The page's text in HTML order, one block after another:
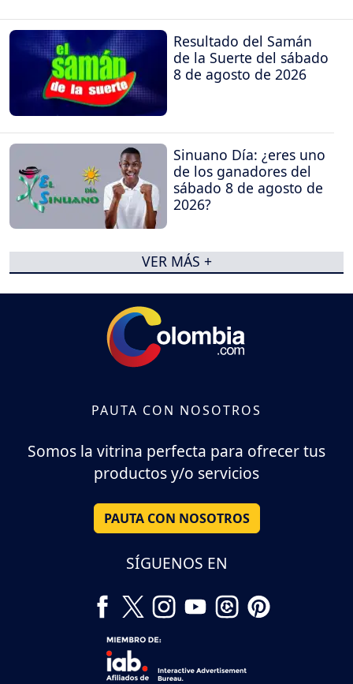
Resultado del Samán
de la Suerte del sábado
8 de agosto de 2026
Sinuano Día: ¿eres uno
de los ganadores del
sábado 8 de agosto de
2026?
VER MÁS +
PAUTA CON NOSOTROS
Somos la vitrina perfecta para ofrecer tus
productos y/o servicios
PAUTA CON NOSOTROS
SÍGUENOS EN